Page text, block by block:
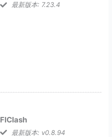
最新版本: 7.23.4
FlClash
最新版本: v0.8.94